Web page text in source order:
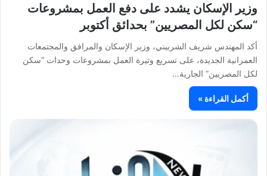
وزير الإسكان يشدد على دفع العمل بمشروعات
“سكن لكل المصريين” بحدائق أكتوبر
أكد المهندس شريف الشربيني، وزير الإسكان والمرافق والمجتمعات
العمرانية الجديدة، على تسريع وتيرة العمل بمشروعات وحدات “سكن
لكل المصريين” الجارية…
أكمل القراءة »